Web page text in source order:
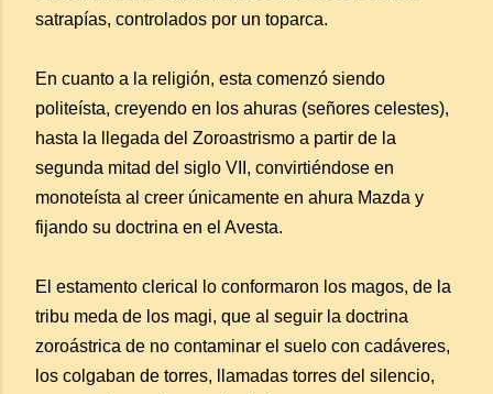
satrapías, controlados por un toparca.
En cuanto a la religión, esta comenzó siendo
politeísta, creyendo en los ahuras (señores celestes),
hasta la llegada del Zoroastrismo a partir de la
segunda mitad del siglo VII, convirtiéndose en
monoteísta al creer únicamente en ahura Mazda y
fijando su doctrina en el Avesta.
El estamento clerical lo conformaron los magos, de la
tribu meda de los magi, que al seguir la doctrina
zoroástrica de no contaminar el suelo con cadáveres,
los colgaban de torres, llamadas torres del silencio,